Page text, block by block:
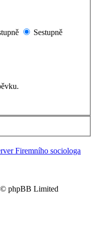
Sestupně
Firemního sociologa
phpBB Limited